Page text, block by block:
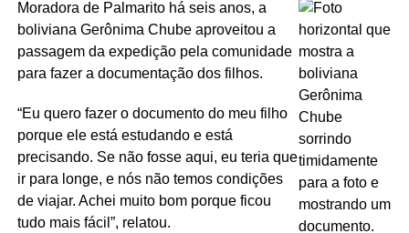
Moradora de Palmarito há seis anos, a
boliviana Gerônima Chube aproveitou a
passagem da expedição pela comunidade
para fazer a documentação dos filhos.
“Eu quero fazer o documento do meu filho
porque ele está estudando e está
precisando. Se não fosse aqui, eu teria que
ir para longe, e nós não temos condições
de viajar. Achei muito bom porque ficou
tudo mais fácil”, relatou.